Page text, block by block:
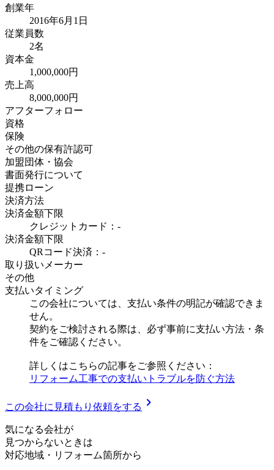
創業年
2016年6月1日
従業員数
2名
資本金
1,000,000円
売上高
8,000,000円
アフターフォロー
資格
保険
その他の保有許認可
加盟団体・協会
書面発行について
提携ローン
決済方法
決済金額下限
クレジットカード：-
決済金額下限
QRコード決済：-
取り扱いメーカー
その他
支払いタイミング
この会社については、支払い条件の明記が確認できま
せん。
契約をご検討される際は、必ず事前に支払い方法・条
件をご確認ください。
詳しくはこちらの記事をご参照ください：
リフォーム工事での支払いトラブルを防ぐ方法
この会社に見積もり依頼をする chevron_right
気になる会社が
見つからないときは
対応地域 ・ リフォーム箇所から